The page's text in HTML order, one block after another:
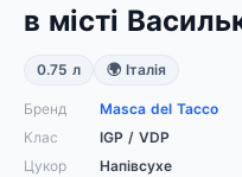
в місті
0.75 л 🌍 Італія
Бренд Masca del Tacco
Клас
IGP / VDP
Цукор
Напівсухе